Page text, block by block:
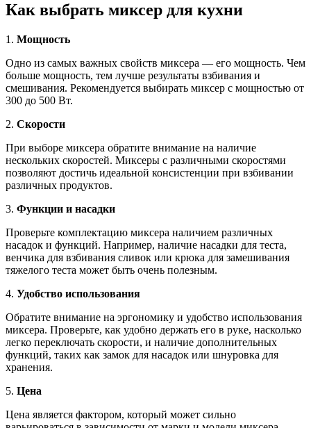
Как выбрать миксер для кухни
1. Мощность
Одно из самых важных свойств миксера — его мощность. Чем
больше мощность, тем лучше результаты взбивания и
смешивания. Рекомендуется выбирать миксер с мощностью от
300 до 500 Вт.
2. Скорости
При выборе миксера обратите внимание на наличие
нескольких скоростей. Миксеры с различными скоростями
позволяют достичь идеальной консистенции при взбивании
различных продуктов.
3. Функции и насадки
Проверьте комплектацию миксера наличием различных
насадок и функций. Например, наличие насадки для теста,
венчика для взбивания сливок или крюка для замешивания
тяжелого теста может быть очень полезным.
4. Удобство использования
Обратите внимание на эргономику и удобство использования
миксера. Проверьте, как удобно держать его в руке, насколько
легко переключать скорости, и наличие дополнительных
функций, таких как замок для насадок или шнуровка для
хранения.
5. Цена
Цена является фактором, который может сильно